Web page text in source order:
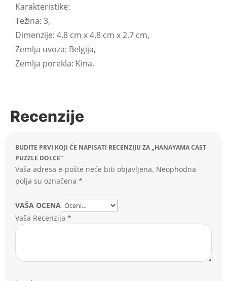
Karakteristike:
Težina: 3,
Dimenzije: 4.8 cm x 4.8 cm x 2.7 cm,
Zemlja uvoza: Belgija,
Zemlja porekla: Kina.
Recenzije
BUDITE PRVI KOJI ĆE NAPISATI RECENZIJU ZA „HANAYAMA CAST
PUZZLE DOLCE“
Vaša adresa e-pošte neće biti objavljena. Neophodna
polja su označena *
VAŠA OCENA
Vaša Recenzija *